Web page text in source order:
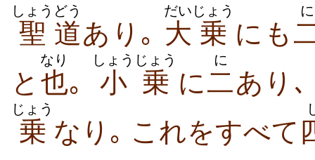
聖
しょう
道
どう
あり｡ 大
だい
乗
じょう
にも
に
と 也
なり
｡ 小乗
しょうじょう
に二
に
あり
乗
じょう
なり｡ これをすべて